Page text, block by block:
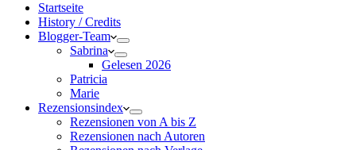
Startseite
History / Credits
Blogger-Team
Sabrina
Gelesen 2026
Patricia
Marie
Rezensionsindex
Rezensionen von A bis Z
Rezensionen nach Autoren